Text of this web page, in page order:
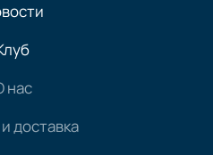
нас
доставка